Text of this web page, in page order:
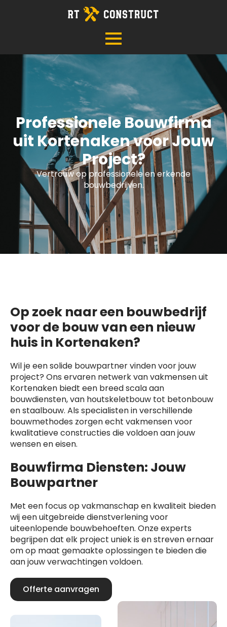
Professionele Bouwfirma
uit Kortenaken voor Jouw
Project?
Vertrouw op professionele en erkende
bouwbedrijven.
Op zoek naar een bouwbedrijf
voor de bouw van een nieuw
huis in Kortenaken?
Wil je een solide bouwpartner vinden voor jouw
project? Ons ervaren netwerk van vakmensen uit
Kortenaken biedt een breed scala aan
bouwdiensten, van houtskeletbouw tot betonbouw
en staalbouw. Als specialisten in verschillende
bouwmethodes zorgen echt vakmensen voor
kwalitatieve constructies die voldoen aan jouw
wensen en eisen.
Bouwfirma Diensten: Jouw
Bouwpartner
Met een focus op vakmanschap en kwaliteit bieden
wij een uitgebreide dienstverlening voor
uiteenlopende bouwbehoeften. Onze experts
begrijpen dat elk project uniek is en streven ernaar
om op maat gemaakte oplossingen te bieden die
aan jouw verwachtingen voldoen.
Offerte aanvragen